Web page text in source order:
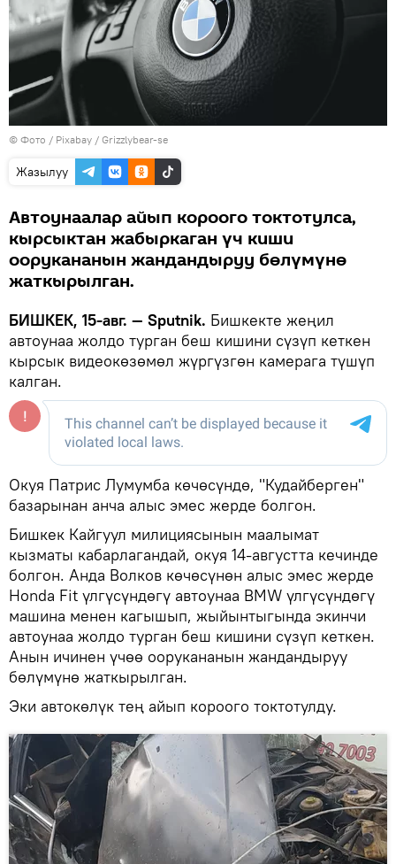
© Фото / Pixabay / Grizzlybear-se
Жазылуу
Автоунаалар айып короого токтотулса,
кырсыктан жабыркаган үч киши
оорукананын жандандыруу бөлүмүнө
жаткырылган.
БИШКЕК, 15-авг. — Sputnik. Бишкекте жеңил
автоунаа жолдо турган беш кишини сүзүп кеткен
кырсык видеокөзөмөл жүргүзгөн камерага түшүп
калган.
Окуя Патрис Лумумба көчөсүндө, "Кудайберген"
базарынан анча алыс эмес жерде болгон.
Бишкек Кайгуул милициясынын маалымат
кызматы кабарлагандай, окуя 14-августта кечинде
болгон. Анда Волков көчөсүнөн алыс эмес жерде
Honda Fit үлгүсүндөгү автоунаа BMW үлгүсүндөгү
машина менен кагышып, жыйынтыгында экинчи
автоунаа жолдо турган беш кишини сүзүп кеткен.
Анын ичинен үчөө оорукананын жандандыруу
бөлүмүнө жаткырылган.
Эки автокөлүк тең айып короого токтотулду.